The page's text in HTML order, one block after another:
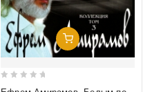
Добавить В Корзину